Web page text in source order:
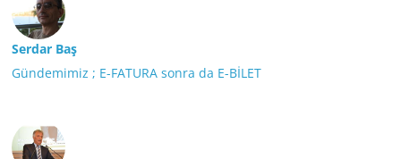
Serdar Baş
Gündemimiz ; E-FATURA sonra da E-BİLET